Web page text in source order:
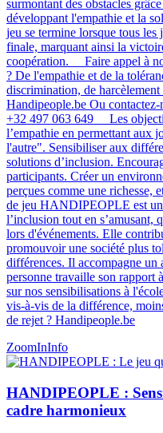
surmontant des obstacles
développant l'empathie et la
jeu se termine lorsque tous les
finale, marquant ainsi la
coopération. Faire appel à
? De l'empathie et de la
discrimination, de
Handipeople.be Ou
+32 497 063 649 Les
l’empathie en permettant aux
l'autre". Sensibiliser aux
solutions d’inclusion.
participants. Créer un
perçues comme une richesse,
de jeu HANDIPEOPLE est
l’inclusion tout en s’amusant,
lors d'événements. Elle
promouvoir une société plus
différences​​​. Il accompagne un
personne travaille son rapport
sur nos sensibilisations à
vis-à-vis de la différence,
de rejet ? Handipeople.be
ZoomInInfo
HANDIPEOPLE :
cadre harmonieux